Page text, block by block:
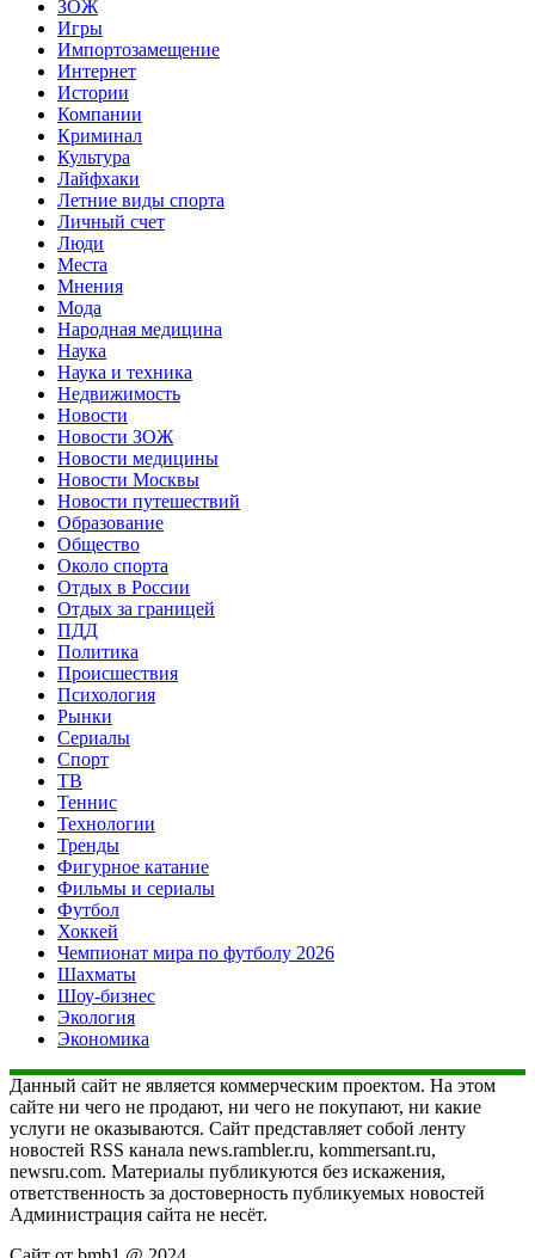
ЗОЖ
Игры
Импортозамещение
Интернет
Истории
Компании
Криминал
Культура
Лайфхаки
Летние виды спорта
Личный счет
Люди
Места
Мнения
Мода
Народная медицина
Наука
Наука и техника
Недвижимость
Новости
Новости ЗОЖ
Новости медицины
Новости Москвы
Новости путешествий
Образование
Общество
Около спорта
Отдых в России
Отдых за границей
ПДД
Политика
Происшествия
Психология
Рынки
Сериалы
Спорт
ТВ
Теннис
Технологии
Тренды
Фигурное катание
Фильмы и сериалы
Футбол
Хоккей
Чемпионат мира по футболу 2026
Шахматы
Шоу-бизнес
Экология
Экономика
Данный сайт не является коммерческим проектом. На этом
сайте ни чего не продают, ни чего не покупают, ни какие
услуги не оказываются. Сайт представляет собой ленту
новостей RSS канала news.rambler.ru, kommersant.ru,
newsru.com. Материалы публикуются без искажения,
ответственность за достоверность публикуемых новостей
Администрация сайта не несёт.